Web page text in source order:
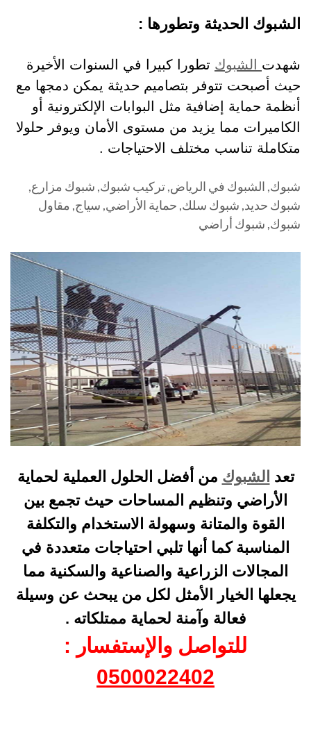
الشبوك الحديثة وتطورها :
شهدت الشبوك تطورا كبيرا في السنوات الأخيرة
حيث أصبحت تتوفر بتصاميم حديثة يمكن دمجها مع
أنظمة حماية إضافية مثل البوابات الإلكترونية أو
الكاميرات مما يزيد من مستوى الأمان ويوفر حلولا
متكاملة تناسب مختلف الاحتياجات .
شبوك, الشبوك في الرياض, تركيب شبوك, شبوك مزارع,
شبوك حديد, شبوك سلك, حماية الأراضي, سياج, مقاول
شبوك, شبوك أراضي
تعد الشبوك من أفضل الحلول العملية لحماية
الأراضي وتنظيم المساحات حيث تجمع بين
القوة والمتانة وسهولة الاستخدام والتكلفة
المناسبة كما أنها تلبي احتياجات متعددة في
المجالات الزراعية والصناعية والسكنية مما
يجعلها الخيار الأمثل لكل من يبحث عن وسيلة
فعالة وآمنة لحماية ممتلكاته .
للتواصل والإستفسار :
0500022402